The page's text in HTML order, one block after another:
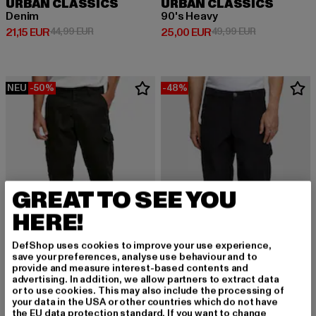
URBAN CLASSICS
Denim
21,15 EUR
Derzeitiger Preis: 21,15 EUR
44,99 EURAktionspreis: 44,99 EUR
URBAN CLASSICS
90's Heavy
25,00 EUR
Derzeitiger Preis: 25,00 EUR
49,99 EURAktionspreis:
NEU -50%
URBAN CLASSICS
Straight Leg
Derzeitiger Preis: 25,00 EUR
49,99 EURAktionspreis: 49,99 EUR
-48%
URBAN CLASSICS
GREAT TO SEE YOU
HERE!
DefShop uses cookies to improve your use experience,
save your preferences, analyse use behaviour and to
provide and measure interest-based contents and
advertising. In addition, we allow partners to extract data
or to use cookies. This may also include the processing of
your data in the USA or other countries which do not have
the EU data protection standard. If you want to change